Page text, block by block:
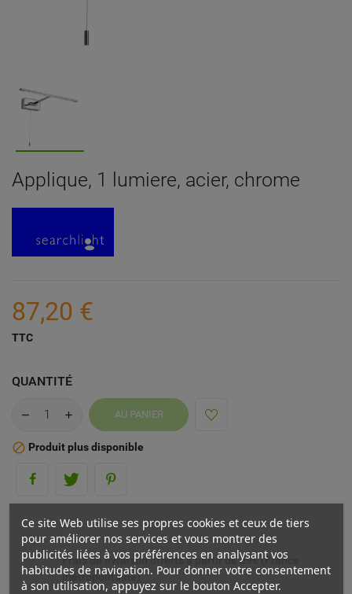
Applique, 1 lumiere, acier, chrome
87,20 €
TTC
QUANTITÉ
AU PANIER
 Produit plus disponible
Frais de livraison offerts à partir de 69€ (France
métropolitaine)
Ce site Web utilise ses propres cookies et ceux de tiers
pour améliorer nos services et vous montrer des
publicités liées à vos préférences en analysant vos
habitudes de navigation. Pour donner votre consentement
à son utilisation, appuyez sur le bouton Accepter.